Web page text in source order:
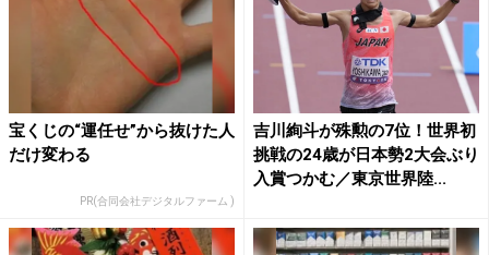
宝くじの“運任せ”から抜けた人
だけ変わる
PR(合同会社デジタルファーム )
吉川絢斗が殊勲の7位！世界初
挑戦の24歳が日本勢2大会ぶり
入賞つかむ／東京世界陸...